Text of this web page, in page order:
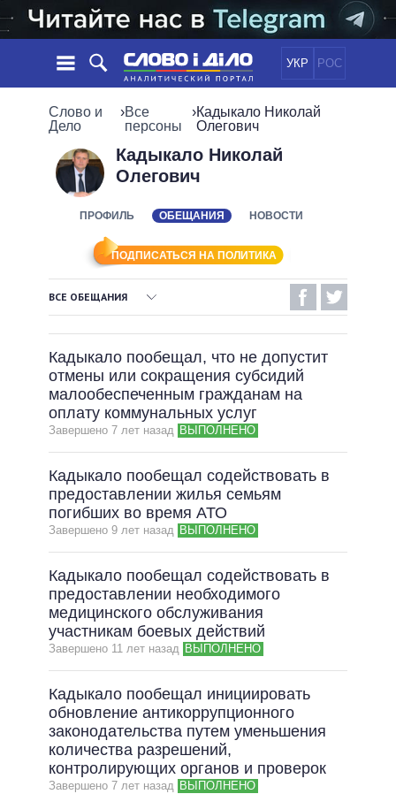
УКР РОС
НОВОСТИ
ЛЕНТА
СОБЫТИЯ
ОБЗОРЫ
ДАЙДЖЕСТЫ
ПОЛИТИКА
ОБЕЩАНИЯ
ПРЕЗИДЕНТ И ОФИС
ВЕРХОВНАЯ РАДА
КАБИНЕТ МИНИСТРОВ
ГЛАВЫ ОБЛАДМИНИСТРАЦИЙ
МЭРЫ
ВСЕ ПЕРСОНЫ
ИНФОГРАФИКА
ВИДЕО
Слово и
Дело
›Все
персоны
›Кадыкало Николай
Олегович
Кадыкало Николай
Олегович
ПРОФИЛЬ ОБЕЩАНИЯ НОВОСТИ
ПОДПИСАТЬСЯ НА ПОЛИТИКА
ВСЕ ОБЕЩАНИЯ
НЕВЫПОЛНЕННЫЕ ОБЕЩАНИЯ
ОБЕЩАНИЯ В ПРОЦЕССЕ
ВСЕ ОБЕЩАНИЯ
АРХИВНЫЕ ОБЕЩАНИЯ
Кадыкало пообещал, что не допустит
отмены или сокращения субсидий
малообеспеченным гражданам на
оплату коммунальных услуг
Завершено 7 лет назад ВЫПОЛНЕНО
Кадыкало пообещал содействовать в
предоставлении жилья семьям
погибших во время АТО
Завершено 9 лет назад ВЫПОЛНЕНО
Кадыкало пообещал содействовать в
предоставлении необходимого
медицинского обслуживания
участникам боевых действий
Завершено 11 лет назад ВЫПОЛНЕНО
Кадыкало пообещал инициировать
обновление антикоррупционного
законодательства путем уменьшения
количества разрешений,
контролирующих органов и проверок
Завершено 7 лет назад ВЫПОЛНЕНО